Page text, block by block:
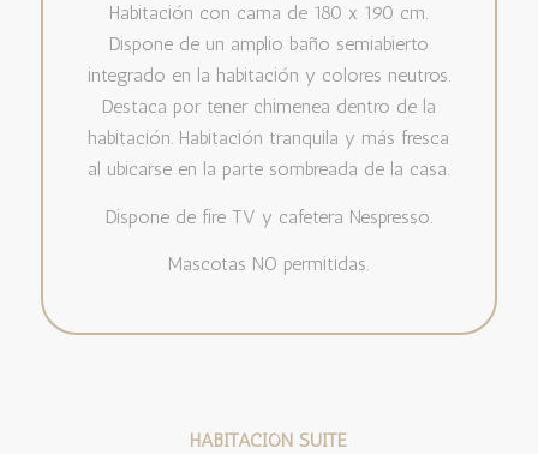
Habitación con cama de 180 x 190 cm.
Dispone de un amplio baño semiabierto
integrado en la habitación y colores neutros.
Destaca por tener chimenea dentro de la
habitación. Habitación tranquila y más fresca
al ubicarse en la parte sombreada de la casa.
Dispone de fire TV y cafetera Nespresso.
Mascotas NO permitidas.
HABITACIÓN SUITE